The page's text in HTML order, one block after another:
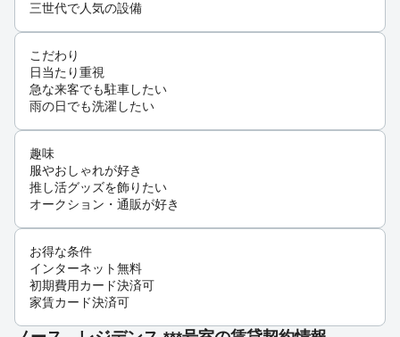
三世代で人気の設備
こだわり
日当たり重視
急な来客でも駐車したい
雨の日でも洗濯したい
趣味
服やおしゃれが好き
推し活グッズを飾りたい
オークション・通販が好き
お得な条件
インターネット無料
初期費用カード決済可
家賃カード決済可